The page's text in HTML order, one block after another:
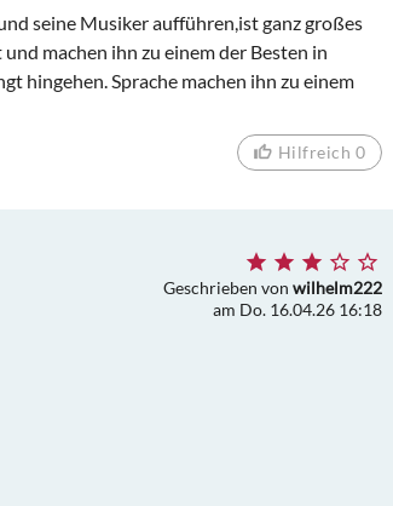
seine Musiker aufführen,ist ganz großes
machen ihn zu einem der Besten in
hingehen. Sprache machen ihn zu einem
Hilfreich 0
Geschrieben von wilhelm222
am Do. 16.04.26 16:18